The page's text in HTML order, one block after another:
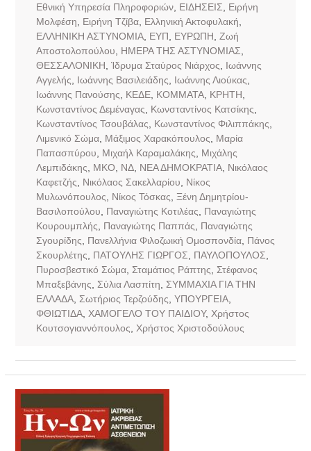
Εθνική Υπηρεσία Πληροφοριών, ΕΙΔΗΣΕΙΣ
Ειρήνη
Μολφέση
Ειρήνη Τζίβα, Ελληνική Ακτοφυλακή
ΕΛΛΗΝΙΚΗ ΑΣΤΥΝΟΜΙΑ, ΕΥΠ ΕΥΡΩΠΗ Ζωή
Αποστολοπούλου
ΗΜΕΡΑ ΤΗΣ ΑΣΤΥΝΟΜΙΑΣ
ΘΕΣΣΑΛΟΝΙΚΗ Ίδρυμα Σταύρος Νιάρχος
Ιωάννης
Αγγελής
Ιωάννης Βασιλειάδης Ιωάννης Λιούκας
Ιωάννης Πανούσης
ΚΕΔΕ, ΚΟΜΜΑΤΑ, ΚΡΗΤΗ
Κωνσταντίνος Δεμέναγας
Κωνσταντίνος Κατσίκης
Κωνσταντίνος Τσουβάλας
Κωνσταντίνος Φιλιππάκης
Λιμενικό Σώμα, Μάξιμος Χαρακόπουλος
Μαρία
Παπασπύρου
Μιχαήλ Καραμαλάκης
Μιχάλης
Λεμπιδάκης
ΜΚΟ ΝΔ, ΝΕΑ ΔΗΜΟΚΡΑΤΙΑ, Νικόλαος
Καφετζής
Νικόλαος Σακελλαρίου
Νίκος
Μυλωνόπουλος
Νίκος Τόσκας
Ξένη Δημητρίου-
Βασιλοπούλου
Παναγιώτης Κοτιλέας
Παναγιώτης
Κουρουμπλής
Παναγιώτης Παππάς
Παναγιώτης
Σγουρίδης
Πανελλήνια Φιλοζωική Ομοσπονδία, Πάνος
Σκουρλέτης
ΠΑΤΟΥΛΗΣ ΓΙΩΡΓΟΣ ΠΑΥΛΟΠΟΥΛΟΣ
Πυροσβεστικό Σώμα, Σταμάτιος Ράπτης
Στέφανος
Μπαξεβάνης
Σύλια Λασπίτη
ΣΥΜΜΑΧΙΑ ΓΙΑ ΤΗΝ
ΕΛΛΑΔΑ, Σωτήριος Τερζούδης ΥΠΟΥΡΓΕΙΑ,
ΦΘΙΩΤΙΔΑ, ΧΑΜΟΓΕΛΟ ΤΟΥ ΠΑΙΔΙΟΥ, Χρήστος
Κουτσογιαννόπουλος
Χρήστος Χριστοδούλους